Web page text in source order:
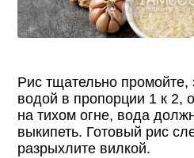
Рис тщательно промойте,
водой в пропорции 1 к 2,
на тихом огне, вода
выкипеть. Готовый рис
разрыхлите вилкой.